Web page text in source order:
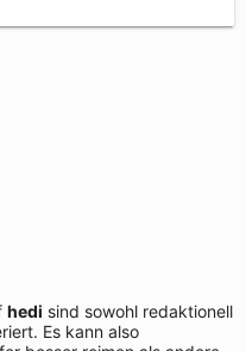
hedi sind sowohl redaktionell
Es kann also